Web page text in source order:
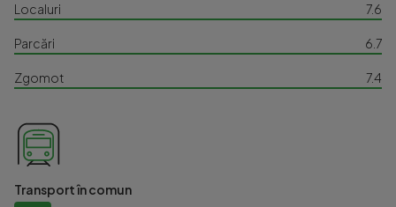
Localuri 7.6
Parcări 6.7
Zgomot 7.4
Transport în comun